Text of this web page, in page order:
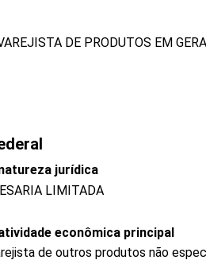
DE PRODUTOS EM
jurídica
LIMITADA
econômica principal
de outros produtos não